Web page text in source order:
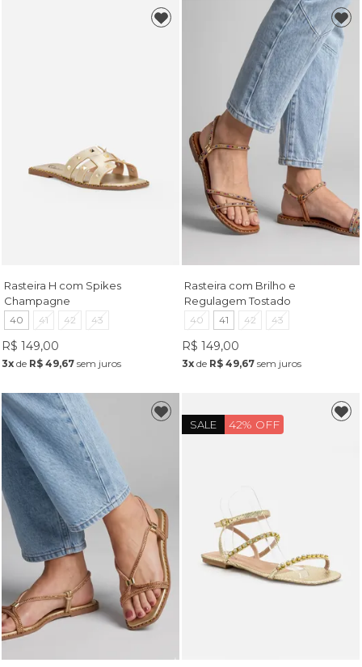
Rasteira H com Spikes
Champagne
40 41 42 43
R$ 149,00
3xde R$ 49,67sem juros
Rasteira com Brilho e
Regulagem Tostado
40 41 42 43
R$ 149,00
3x de R$ 49,67 sem juros
SALE 42% OFF